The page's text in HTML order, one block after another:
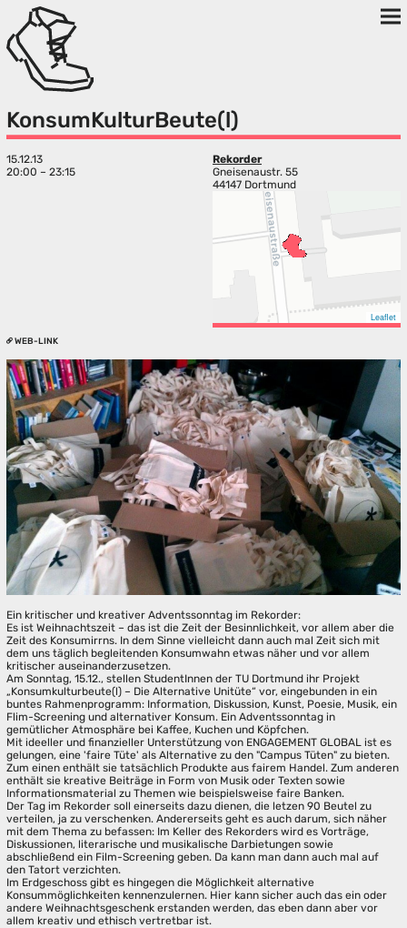
KonsumKulturBeute(l)
15.12.13
20:00 – 23:15
Rekorder
Gneisenaustr. 55
44147 Dortmund
Leaflet
WEB-LINK
Ein kritischer und kreativer Adventssonntag im Rekorder:
Es ist Weihnachtszeit – das ist die Zeit der Besinnlichkeit, vor allem aber die
Zeit des Konsumirrns. In dem Sinne vielleicht dann auch mal Zeit sich mit
dem uns täglich begleitenden Konsumwahn etwas näher und vor allem
kritischer auseinanderzusetzen.
Am Sonntag, 15.12., stellen StudentInnen der TU Dortmund ihr Projekt
„Konsumkulturbeute(l) – Die Alternative Unitüte“ vor, eingebunden in ein
buntes Rahmenprogramm: Information, Diskussion, Kunst, Poesie, Musik, ein
Flim-Screening und alternativer Konsum. Ein Adventssonntag in
gemütlicher Atmosphäre bei Kaffee, Kuchen und Köpfchen.
Mit ideeller und finanzieller Unterstützung von ENGAGEMENT GLOBAL ist es
gelungen, eine 'faire Tüte' als Alternative zu den "Campus Tüten" zu bieten.
Zum einen enthält sie tatsächlich Produkte aus fairem Handel. Zum anderen
enthält sie kreative Beiträge in Form von Musik oder Texten sowie
Informationsmaterial zu Themen wie beispielsweise faire Banken.
Der Tag im Rekorder soll einerseits dazu dienen, die letzen 90 Beutel zu
verteilen, ja zu verschenken. Andererseits geht es auch darum, sich näher
mit dem Thema zu befassen: Im Keller des Rekorders wird es Vorträge,
Diskussionen, literarische und musikalische Darbietungen sowie
abschließend ein Film-Screening geben. Da kann man dann auch mal auf
den Tatort verzichten.
Im Erdgeschoss gibt es hingegen die Möglichkeit alternative
Konsummöglichkeiten kennenzulernen. Hier kann sicher auch das ein oder
andere Weihnachtsgeschenk erstanden werden, das eben dann aber vor
allem kreativ und ethisch vertretbar ist.